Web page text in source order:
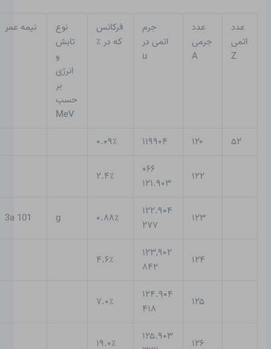
عدد
اتمی
Z
عدد
جرمی
A
جرم
اتمی در
u
فرکانس
که در ٪
نوع
تابش
و
انرژی
بر
حسب
MeV
نیمه عمر
۵۲ ۱۲۰ ۱۱۹۹۰۴ ۰.۰۹٪
۱۲۲
۰۶۶
۱۲۱.۹۰۳
۲.۴٪
۱۲۳
۱۲۲.۹۰۴
۲۷۷
۰.۸۸٪ g
101 3a
۱۲۴
۱۲۳,۹۰۲
۸۴۲
۴.۶٪
۱۲۵
۱۲۴.۹۰۴
۴۱۸
۷.۰٪
۱۲۶
۱۲۵.۹۰۳
۱۹.۰٪